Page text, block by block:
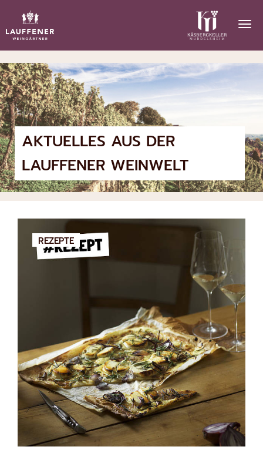
AKTUELLES AUS DER
LAUFFENER WEINWELT
REZEPTE